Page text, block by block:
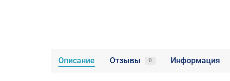
Описание Отзывы 0 Информация